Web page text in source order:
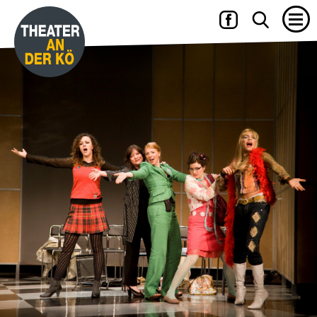
15.06. – 27.06.2027
YES, WE CAMP
mit WILLI THOMCZYK, DANA GOLOMBEK VON SENDEN, RENÉ
HEINERSDORFF u. a.
Die Camper sind zurück!